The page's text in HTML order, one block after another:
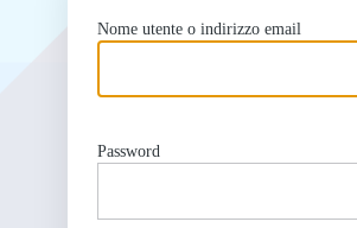
Nome utente o indirizzo email
Password